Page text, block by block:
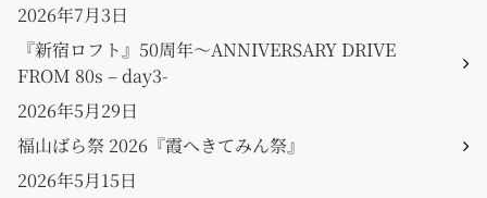
2026年7月3日
『新宿ロフト』50周年〜ANNIVERSARY DRIVE
FROM 80s – day3-
2026年5月29日
福山ばら祭 2026『霞へきてみん祭』
2026年5月15日